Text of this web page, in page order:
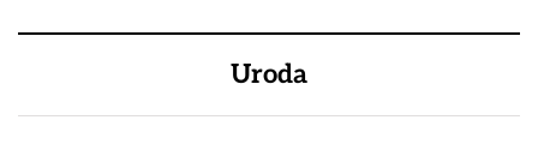
Uroda